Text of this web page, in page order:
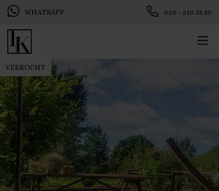
WHATSAPP 020 - 210 35 50
VERKOCHT